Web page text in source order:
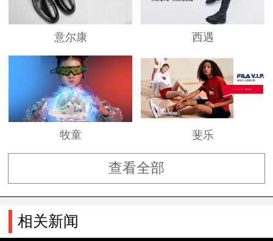
意尔康 西遇
牧童 斐乐
查看全部
相关新闻